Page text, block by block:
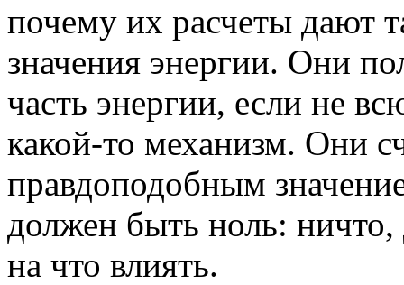
почему их расчеты дают
значения энергии. Они
часть энергии, если не
какой-то механизм. Они
правдоподобным
должен быть ноль:
на что влиять.